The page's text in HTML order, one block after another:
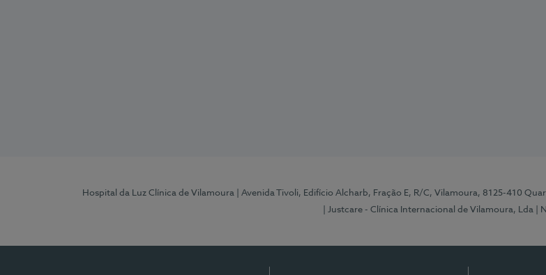
Hospital da Luz Clínica de Vilamoura | Avenida Tivoli, Edifício Alcharb, Fração E, R/C, Vilamoura, 8125-410
| Justcare - Clínica Internacional de Vilamoura, Lda
|